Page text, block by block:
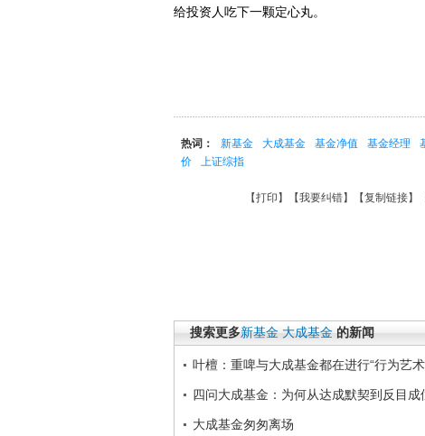
给投资人吃下一颗定心丸。
热词： 新基金 大成基金 基金净值 基金经理
价
上证综指
【打印 】【我要纠错】【复制链接】
搜索更多新基金 大成基金 的新闻
叶檀：重啤与大成基金都在进行“行为艺术
四问大成基金：为何从达成默契到反目成
大成基金匆匆离场